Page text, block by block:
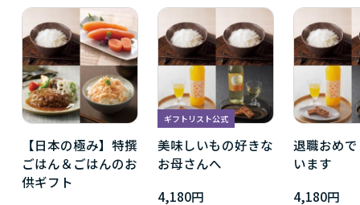
【日本の極み】特撰
ごはん＆ごはんのお
供ギフト
ギフトリスト公式
美味しいもの好きな
お母さんへ
4,180円
退職おめ
います
4,180円